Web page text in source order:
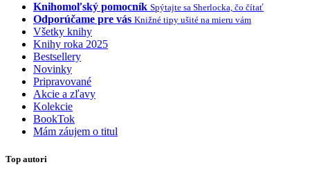
Knihomoľský pomocník Spýtajte sa Sherlocka, čo čítať
Odporúčame pre vás Knižné tipy ušité na mieru vám
Všetky knihy
Knihy roka 2025
Bestsellery
Novinky
Pripravované
Akcie a zľavy
Kolekcie
BookTok
Mám záujem o titul
Top autori